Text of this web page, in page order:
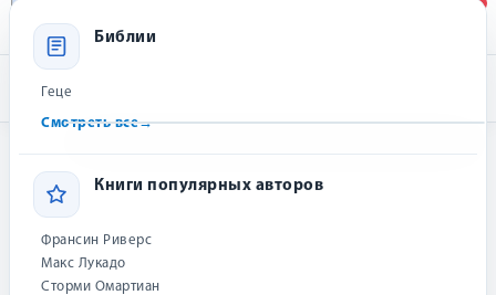
Библии
Геце
Смотреть все→
Книги популярных авторов
Франсин Риверс
Макс Лукадо
Сторми Омартиан
ангелы молчали
И ангелы молчали
Макс Лукадо
Max Lucado